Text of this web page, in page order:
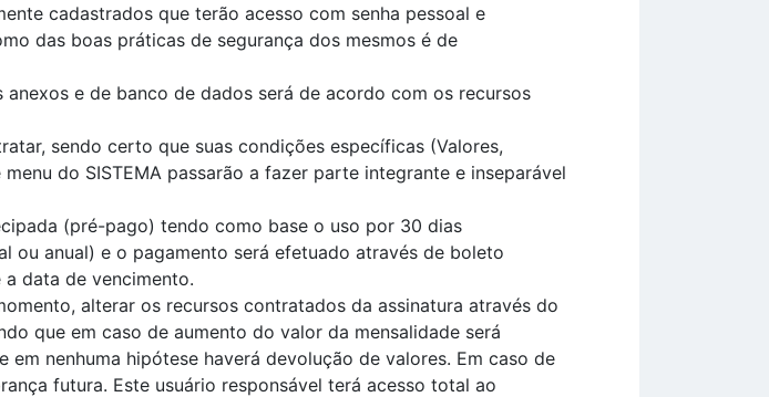
cadastrados que terão acesso com senha pessoal e
das boas práticas de segurança dos mesmos é de
e de banco de dados será de acordo com os recursos
sendo certo que suas condições específicas (Valores,
do SISTEMA passarão a fazer parte integrante e inseparável
(pré-pago) tendo como base o uso por 30 dias
ou anual) e o pagamento será efetuado através de boleto
data de vencimento.
alterar os recursos contratados da assinatura através do
que em caso de aumento do valor da mensalidade será
nenhuma hipótese haverá devolução de valores. Em caso de
futura. Este usuário responsável terá acesso total ao